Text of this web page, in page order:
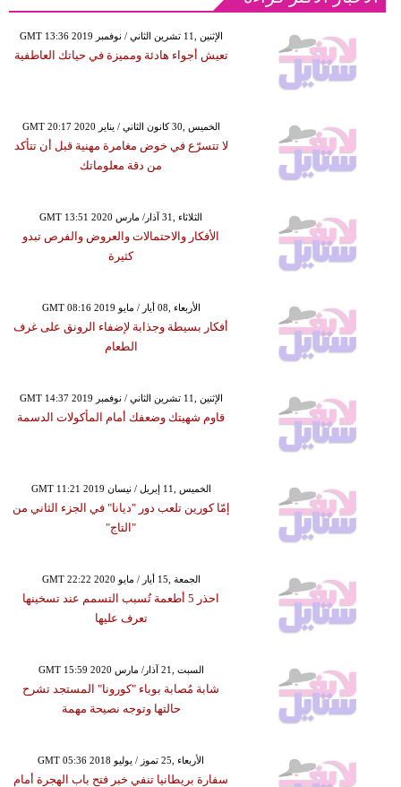
GMT 13:36 2019 الإثنين ,11 تشرين الثاني / نوفمبر
تعيش أجواء هادئة ومميزة في حياتك العاطفية
GMT 20:17 2020 الخميس ,30 كانون الثاني / يناير
لا تتسرّع في خوض مغامرة مهنية قبل أن تتأكد
من دقة معلوماتك
GMT 13:51 2020 الثلاثاء ,31 آذار/ مارس
الأفكار والاحتمالات والعروض والفرص تبدو
كثيرة
GMT 08:16 2019 الأربعاء ,08 أيار / مايو
أفكار بسيطة وجذابة لإضفاء الرونق على غرف
الطعام
GMT 14:37 2019 الإثنين ,11 تشرين الثاني / نوفمبر
قاوم شهيتك وضعفك أمام المأكولات الدسمة
GMT 11:21 2019 الخميس ,11 إبريل / نيسان
إمّا كورين تلعب دور "ديانا" في الجزء الثاني من
"التاج"
GMT 22:22 2020 الجمعة ,15 أيار / مايو
احذر 5 أطعمة تُسبب التسمم عند تسخينها
تعرف عليها
GMT 15:59 2020 السبت ,21 آذار/ مارس
شابة مُصابة بوباء "كورونا" المستجد تشرح
حالتها وتوجه نصيحة مهمة
GMT 05:36 2018 الأربعاء ,25 تموز / يوليو
سفارة بريطانيا تنفي خبر فتح باب الهجرة أمام